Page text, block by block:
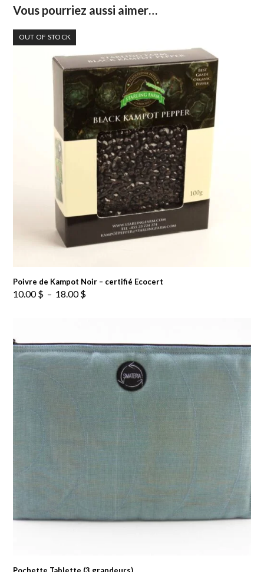
Vous pourriez aussi aimer…
OUT OF STOCK
Poivre de Kampot Noir – certifié Ecocert
10.00$ – 18.00$Plage
à
18.00 $